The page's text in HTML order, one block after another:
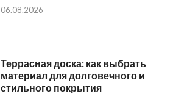
06.08.2026
Террасная доска: как выбрать
материал для долговечного и
стильного покрытия